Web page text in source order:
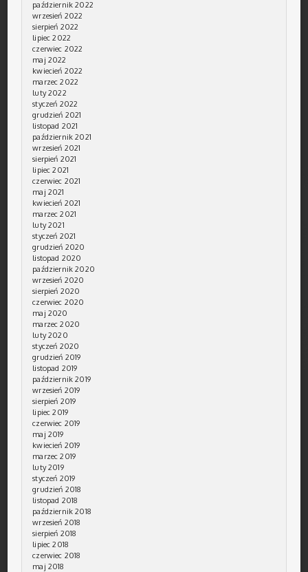
październik 2022
wrzesień 2022
sierpień 2022
lipiec 2022
czerwiec 2022
maj 2022
kwiecień 2022
marzec 2022
luty 2022
styczeń 2022
grudzień 2021
listopad 2021
październik 2021
wrzesień 2021
sierpień 2021
lipiec 2021
czerwiec 2021
maj 2021
kwiecień 2021
marzec 2021
luty 2021
styczeń 2021
grudzień 2020
listopad 2020
październik 2020
wrzesień 2020
sierpień 2020
czerwiec 2020
maj 2020
marzec 2020
luty 2020
styczeń 2020
grudzień 2019
listopad 2019
październik 2019
wrzesień 2019
sierpień 2019
lipiec 2019
czerwiec 2019
maj 2019
kwiecień 2019
marzec 2019
luty 2019
styczeń 2019
grudzień 2018
listopad 2018
październik 2018
wrzesień 2018
sierpień 2018
lipiec 2018
czerwiec 2018
maj 2018